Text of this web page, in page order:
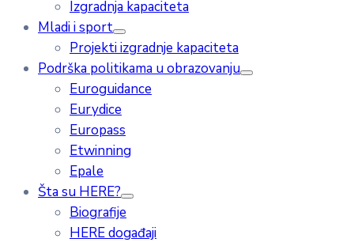
Izgradnja kapaciteta
Mladi i sport
Projekti izgradnje kapaciteta
Podrška politikama u obrazovanju
Euroguidance
Eurydice
Europass
Etwinning
Epale
Šta su HERE?
Biografije
HERE događaji